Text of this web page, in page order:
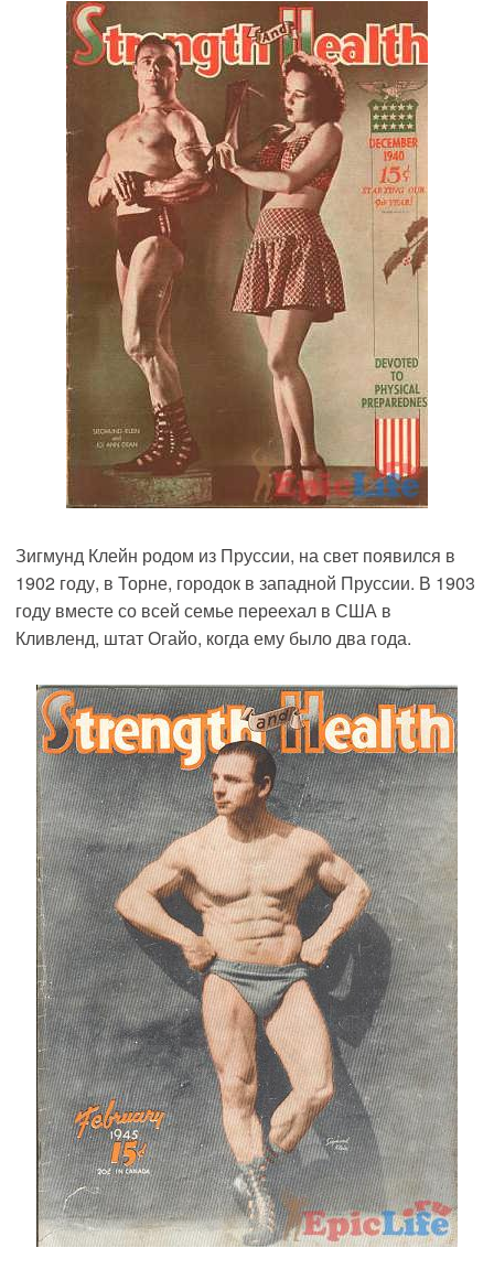
Зигмунд Клейн родом из Пруссии, на свет появился в
1902 году, в Торне, городок в западной Пруссии. В 1903
году вместе со всей семье переехал в США в
Кливленд, штат Огайо, когда ему было два года.